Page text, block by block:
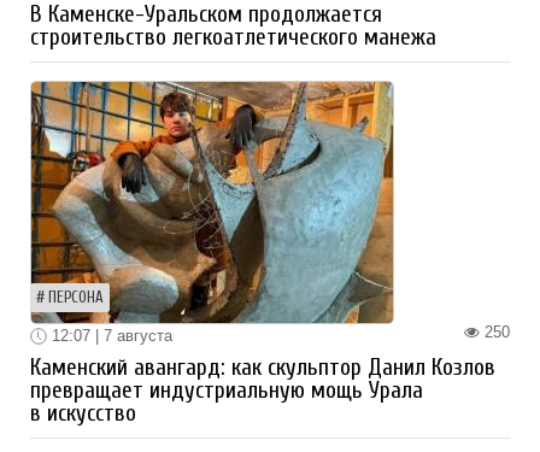
В Каменске-Уральском продолжается
строительство легкоатлетического манежа
ПЕРСОНА
250
12:07 | 7 августа
Каменский авангард: как скульптор Данил Козлов
превращает индустриальную мощь Урала
в искусство